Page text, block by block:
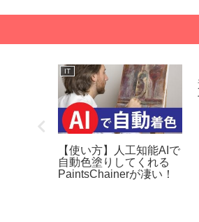
IT
【使い方】人工知能AIで
自動色塗りしてくれる
PaintsChainerが凄い！